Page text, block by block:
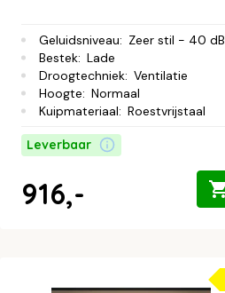
Geluidsniveau: Zeer stil - 40 dB
Bestek: Lade
Droogtechniek: Ventilatie
Hoogte: Normaal
Kuipmateriaal: Roestvrijstaal
Leverbaar
916,-